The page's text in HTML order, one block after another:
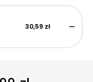
30,59 zł